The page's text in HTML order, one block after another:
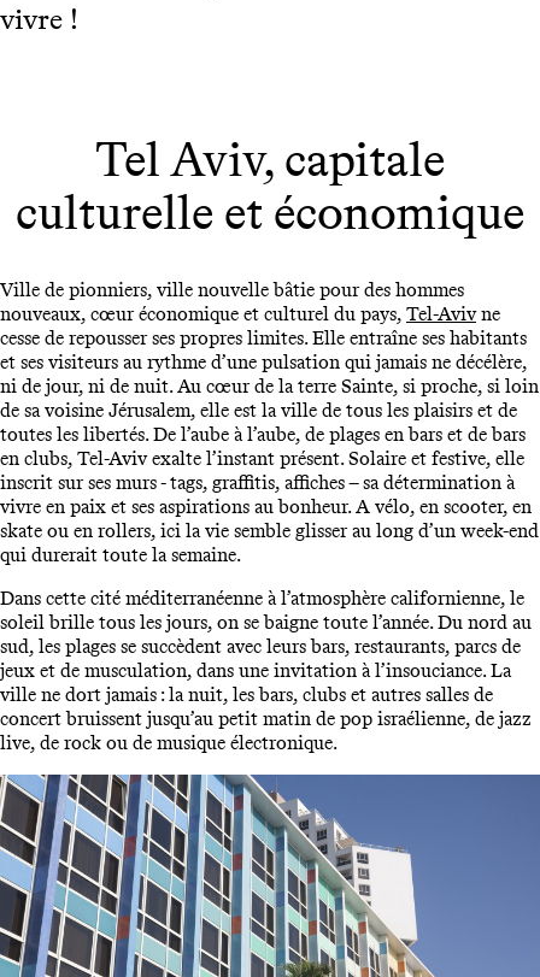
vivre !
Tel Aviv, capitale
culturelle et économique
Ville de pionniers, ville nouvelle bâtie pour des hommes
nouveaux, cœur économique et culturel du pays, Tel-Avivne
cesse de repousser ses propres limites. Elle entraîne ses habitants
et ses visiteurs au rythme d’une pulsation qui jamais ne décélère,
ni de jour, ni de nuit. Au cœur de la terre Sainte, si proche, si loin
de sa voisine Jérusalem, elle est la ville de tous les plaisirs et de
toutes les libertés. De l’aube à l’aube, de plages en bars et de bars
en clubs, Tel-Aviv exalte l’instant présent. Solaire et festive, elle
inscrit sur ses murs - tags, graffitis, affiches – sa détermination à
vivre en paix et ses aspirations au bonheur. A vélo, en scooter, en
skate ou en rollers, ici la vie semble glisser au long d’un week-end
qui durerait toute la semaine.
Dans cette cité méditerranéenne à l’atmosphère californienne, le
soleil brille tous les jours, on se baigne toute l’année. Du nord au
sud, les plages se succèdent avec leurs bars, restaurants, parcs de
jeux et de musculation, dans une invitation à l’insouciance. La
ville ne dort jamais : la nuit, les bars, clubs et autres salles de
concert bruissent jusqu’au petit matin de pop israélienne, de jazz
live, de rock ou de musique électronique.